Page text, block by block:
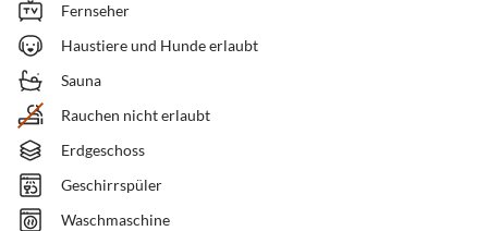
Fernseher
Haustiere und Hunde erlaubt
Sauna
Rauchen nicht erlaubt
Erdgeschoss
Geschirrspüler
Waschmaschine